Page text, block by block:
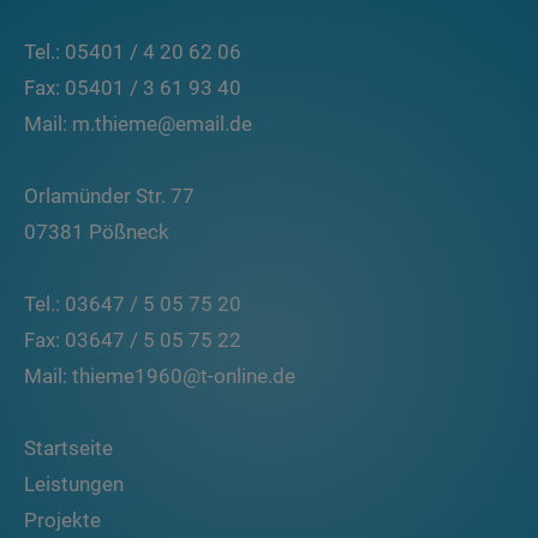
Tel.: 05401 / 4 20 62 06
Fax: 05401 / 3 61 93 40
Mail: m.thieme@email.de
Orlamünder Str. 77
07381 Pößneck
Tel.: 03647 / 5 05 75 20
Fax: 03647 / 5 05 75 22
Mail: thieme1960@t-online.de
Startseite
Leistungen
Projekte